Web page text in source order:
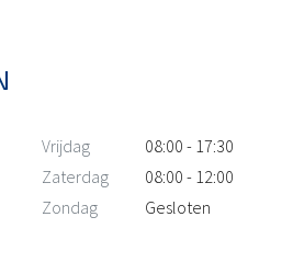
Vrijdag
08:00 - 17:30
Zaterdag
08:00 - 12:00
Zondag
Gesloten